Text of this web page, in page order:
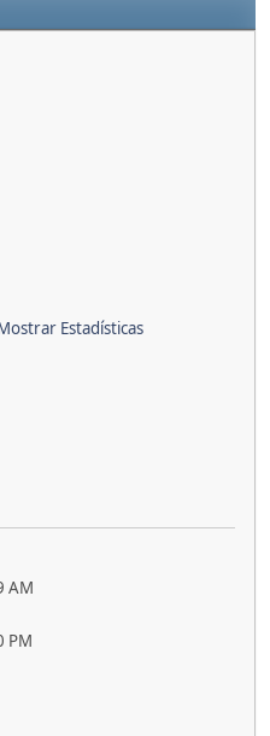
Estadísticas
AM
PM